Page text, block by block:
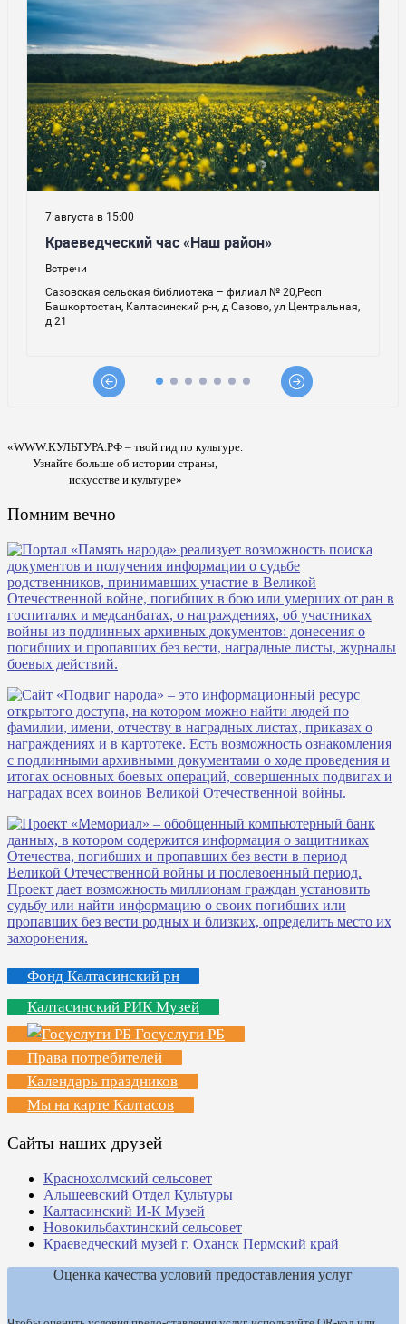
«WWW.КУЛЬТУРА.РФ – твой гид по культуре.
Узнайте больше об истории страны,
искусстве и культуре»
Помним вечно
Фонд Калтасинский рн
Калтасинский РИК Музей
Госуслуги РБ
Права потребителей
Календарь праздников
Мы на карте Калтасов
Сайты наших друзей
Краснохолмский сельсовет
Альшеевский Отдел Культуры
Калтасинский И-К Музей
Новокильбахтинский сельсовет
Краеведческий музей г. Оханск Пермский край
Оценка качества условий предоставления услуг